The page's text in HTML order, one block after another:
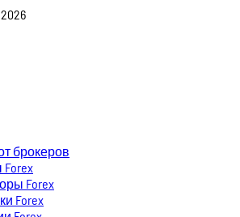
брокеров
Forex
Forex